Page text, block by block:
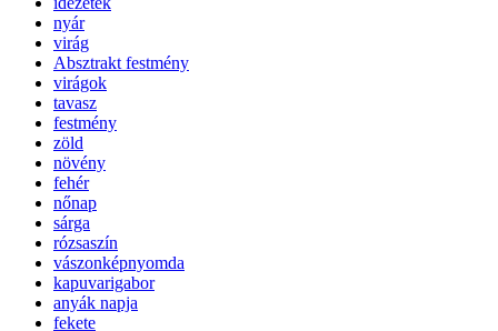
nyár
virág
Absztrakt festmény
virágok
tavasz
festmény
zöld
növény
fehér
nőnap
sárga
rózsaszín
vászonképnyomda
kapuvarigabor
anyák napja
fekete